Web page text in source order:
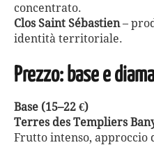
concentrato.
Clos Saint Sébastien–
identità territoriale.
Prezzo: base e
Base (15–22 €)
Terres des Templiers
Frutto intenso,